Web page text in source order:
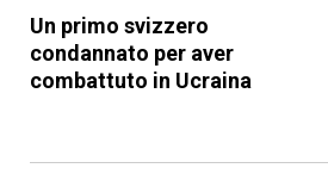
Un primo svizzero
condannato per aver
combattuto in Ucraina